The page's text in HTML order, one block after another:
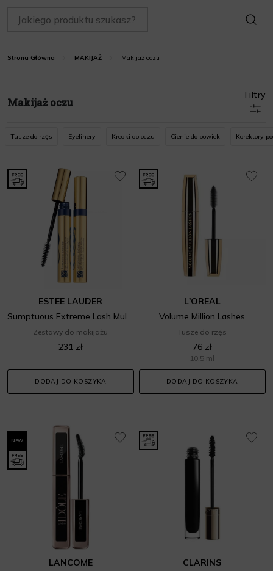
SZUKAJ
Strona Główna MAKIJAŻ Makijaż oczu
Makijaż oczu
Filtry
Tusze do rzęs Eyelinery Kredki do oczu Cienie do powiek Korektory
ESTEE LAUDER
Sumptuous Extreme Lash Multiplying Volume Mascara Duo Set
Zestawy do makijażu
231 zł
DODAJ DO KOSZYKA
L'OREAL
Volume Million Lashes
Tusze do rzęs
76 zł
10,5 ml
DODAJ DO KOSZYKA
NEW
LANCOME
CLARINS